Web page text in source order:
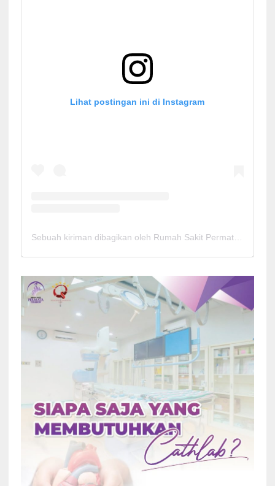
Lihat postingan ini di Instagram
Sebuah kiriman dibagikan oleh Rumah Sakit Permata Cirebon (@rspermatacirebon)